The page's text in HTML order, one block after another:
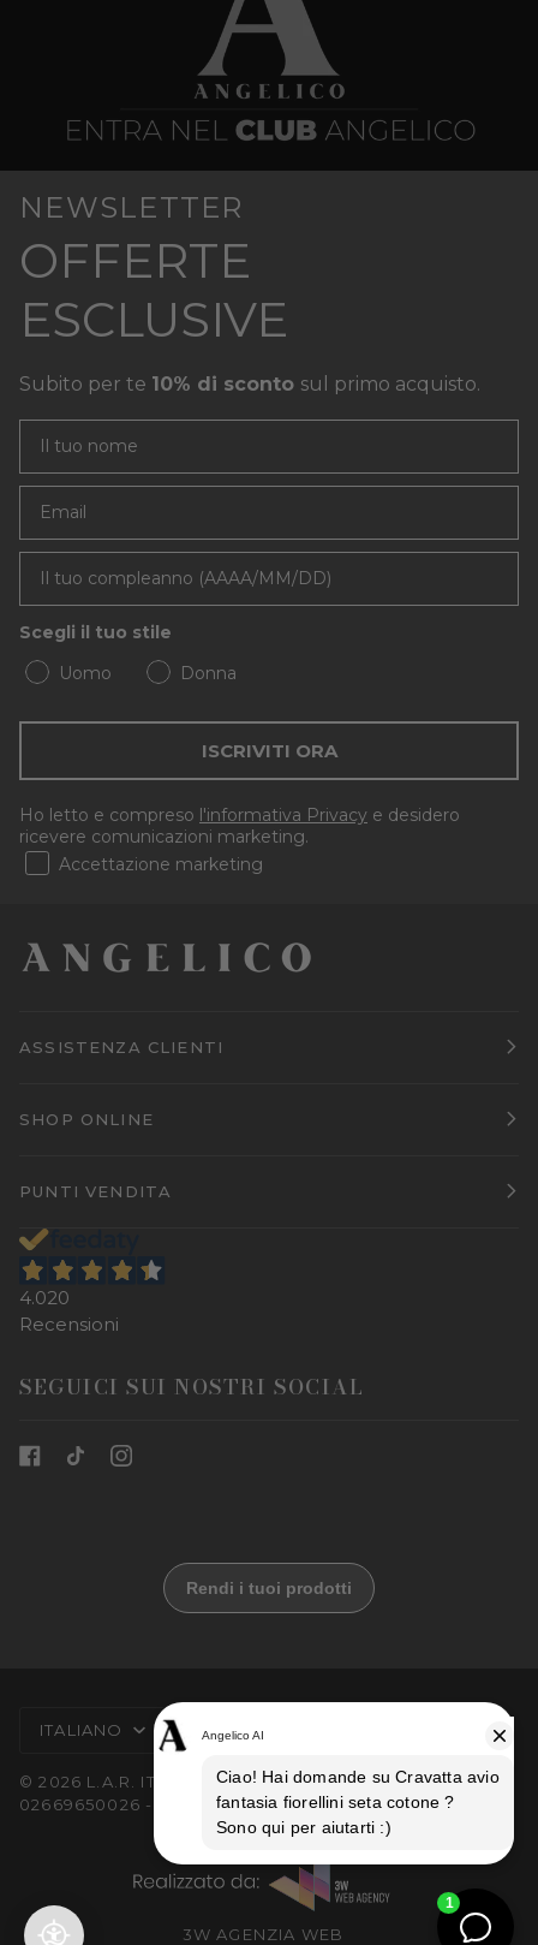
NEWSLETTER
OFFERTE
ESCLUSIVE
Subito per te 10% di sconto sul primo acquisto.
Scegli il tuo stile
Uomo
Donna
ISCRIVITI ORA
Ho letto e compreso l'informativa Privacy e desidero
ricevere comunicazioni marketing.
Accettazione marketing
ASSISTENZA CLIENTI
SHOP ONLINE
PUNTI VENDITA
4.020
Recensioni
SEGUICI SUI NOSTRI SOCIAL
ITALIANO
VALUTA
ITALIA (IT €)
© 2026 L.A.R. ITALIA SRL UNIPERSONALE | P.I.
02669650026 - REA MI 2540975
3W AGENZIA WEB